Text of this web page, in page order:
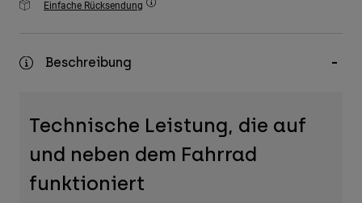
Zubehör
Taschen & Rucksäcke
Alle anzeigen
Einfache Rücksendung
Beschreibung
Technische Leistung, die auf
und neben dem Fahrrad
funktioniert